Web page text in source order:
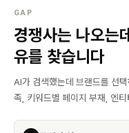
GAP
경쟁사는 나오는
유를 찾습니다
AI가 검색했는데 브랜드를 선
족, 키워드별 페이지 부재, 엔